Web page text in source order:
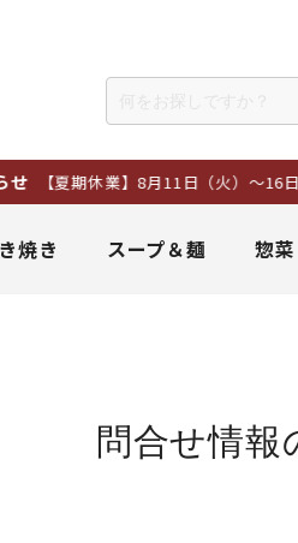
夏期休業】8月11日（火）～16日（
焼き スープ＆麺 惣菜
問合せ情報